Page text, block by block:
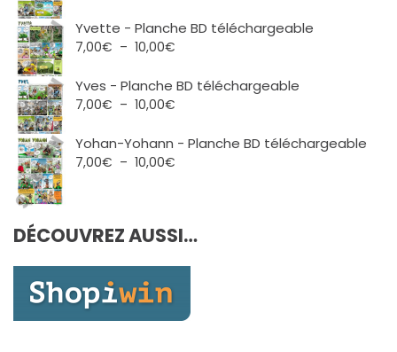
prix :
10,00€
Yvette - Planche BD téléchargeable
7,00€ – 10,00€
prix :
10,00€
Yves - Planche BD téléchargeable
7,00€ – 10,00€
prix :
Yohan-Yohann - Planche BD téléchargeable
7,00€ – 10,00€
à
DÉCOUVREZ AUSSI…